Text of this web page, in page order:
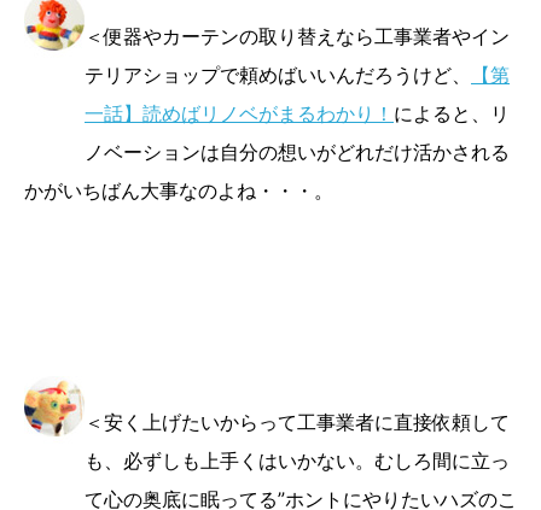
＜便器やカーテンの取り替えなら工事業者やイン
テリアショップで頼めばいいんだろうけど、
【第
一話】読めばリノベがまるわかり！ によると、リ
ノベーションは自分の想いがどれだけ活かされる
かがいちばん大事なのよね・・・。
＜安く上げたいからって工事業者に直接依頼して
も、必ずしも上手くはいかない。むしろ間に立っ
て心の奥底に眠ってる”ホントにやりたいハズのこ